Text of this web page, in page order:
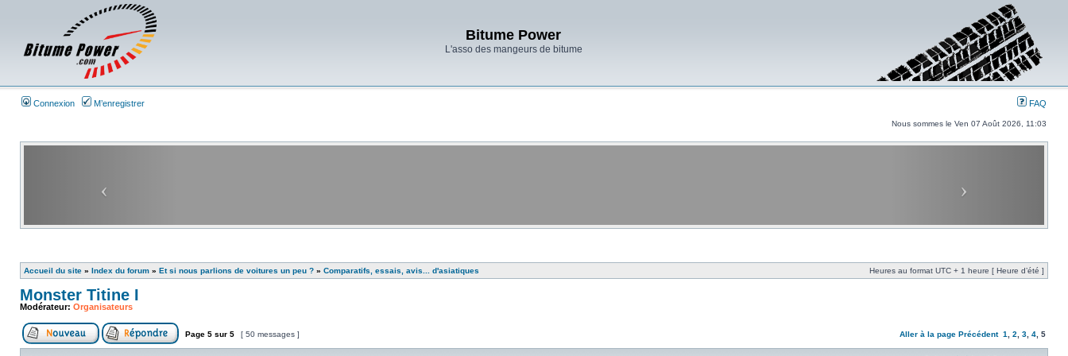
Bitume Power
L'asso des mangeurs de bitume
Connexion M’enregistrer FAQ
Nous sommes le Ven 07 Août 2026, 11:03
Accueil du site » Index du forum » Et si nous parlions de voitures un peu ? » Comparatifs, essais, avis... d'asiatiques Heures au format UTC + 1 heure [ Heure d’été ]
Monster Titine I
Modérateur: Organisateurs
Page 5 sur 5 [ 50 messages ] Aller à la page Précédent 1 2 3 4 5